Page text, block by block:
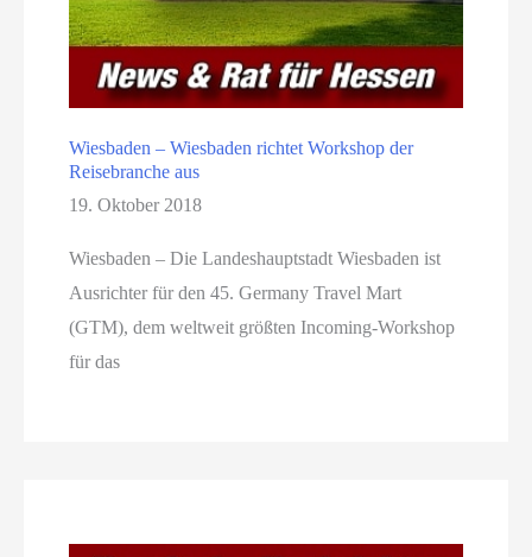
Wiesbaden – Wiesbaden richtet Workshop der
Reisebranche aus
19. Oktober 2018
Wiesbaden – Die Landeshauptstadt Wiesbaden ist
Ausrichter für den 45. Germany Travel Mart
(GTM), dem weltweit größten Incoming-Workshop
für das